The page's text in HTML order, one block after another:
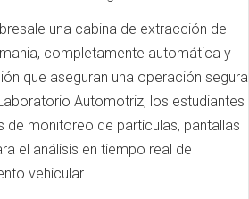
una cabina de extracción de
completamente automática y
que aseguran una operación segura
Automotriz, los estudiantes
de monitoreo de partículas, pantallas
el análisis en tiempo real de
vehicular.